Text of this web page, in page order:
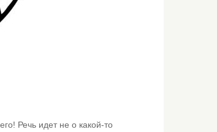
Речь идет не о какой-то